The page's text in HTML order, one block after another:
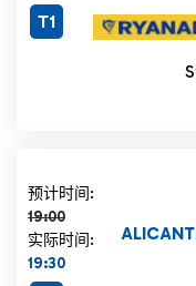
T1
预计时间:
19:00
计划时间 19:00 删除线
实际时间:
19:30